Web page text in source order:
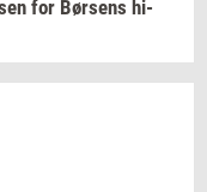
for Bør­sens hi­